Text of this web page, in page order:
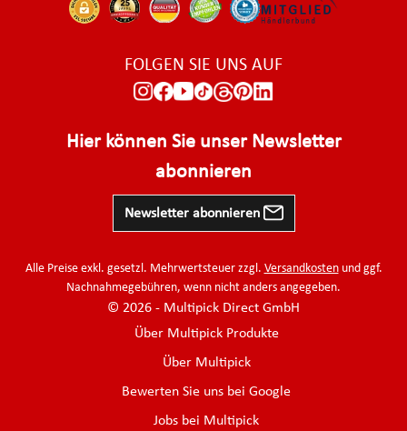
FOLGEN SIE UNS AUF
Hier können Sie unser Newsletter
abonnieren
Newsletter abonnieren
Alle Preise exkl. gesetzl. Mehrwertsteuer zzgl. Versandkostenund ggf.
Nachnahmegebühren, wenn nicht anders angegeben.
© 2026 - Multipick Direct GmbH
Über Multipick Produkte
Über Multipick
Bewerten Sie uns bei Google
Jobs bei Multipick